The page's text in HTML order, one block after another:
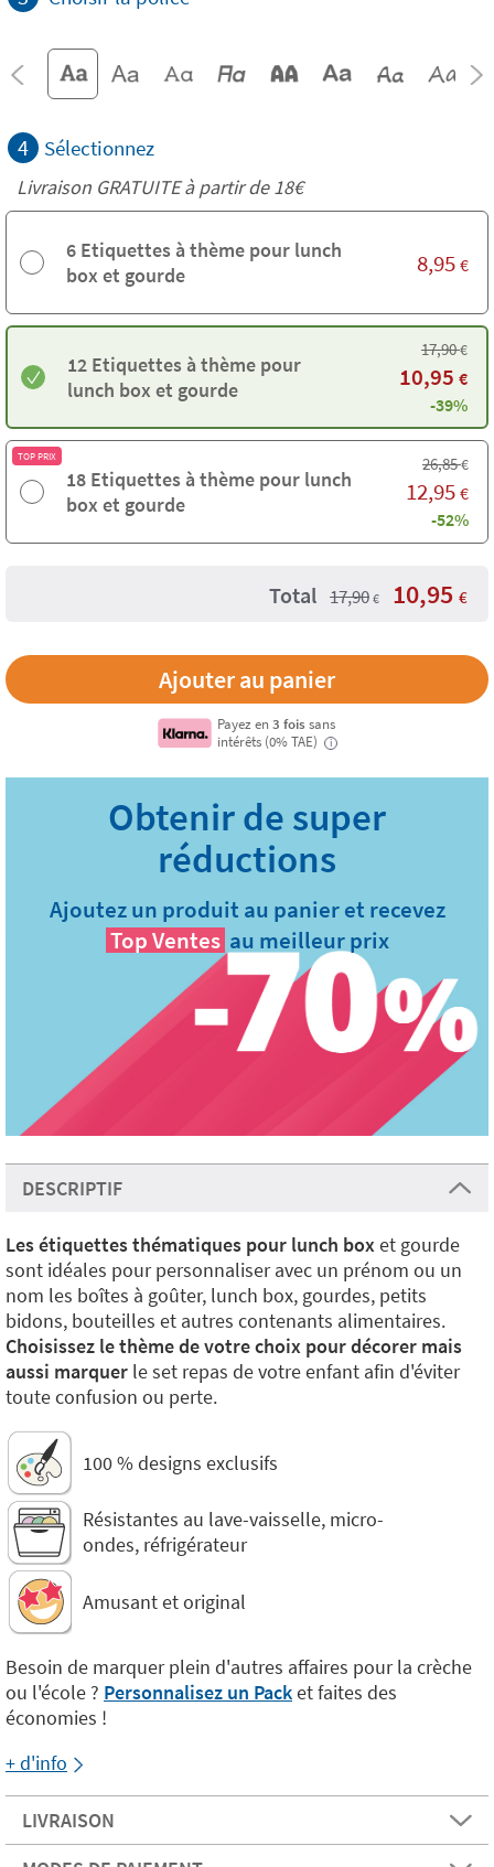
4 Sélectionnez
Livraison GRATUITE à partir de18€
6 Etiquettes à thème pour lunch
box et gourde
8,95 €
12 Etiquettes à thème pour
lunch box et gourde
17,90€
10,95 €
-39%
TOP PRIX
18 Etiquettes à thème pour lunch
box et gourde
26,85€
12,95 €
-52%
Total 17,90 € 10,95 €
Payez en 3 fois sans
intérêts (0% TAE)
i
Ajoutez un produit au panier et recevez
Top Ventes au meilleur prix
DESCRIPTIF
Les étiquettes thématiques pour lunch boxet gourde
sont idéales pour personnaliser avec un prénom ou un
nom les boîtes à goûter, lunch box, gourdes, petits
bidons, bouteilles et autres contenants alimentaires.
Choisissez le thème de votre choix pour décorer mais
aussi marquer le set repas de votre enfant afin d'éviter
toute confusion ou perte.
100 % designs exclusifs
Résistantes au lave-vaisselle, micro-
ondes, réfrigérateur
Amusant et original
Besoin de marquer plein d'autres affaires pour la crèche
ou l'école ? Personnalisez un Packet faites des
économies !
+ d'info
LIVRAISON